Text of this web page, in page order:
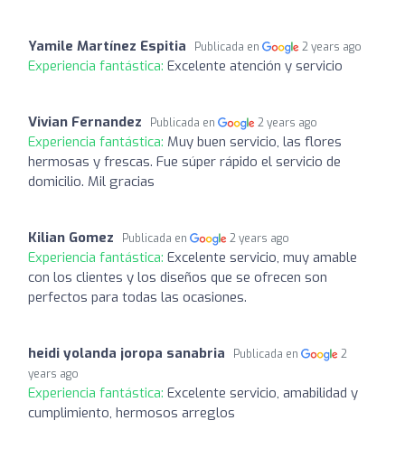
Yamile Martínez Espitia Publicada en 2 years ago
Experiencia fantástica: Excelente atención y servicio
Vivian Fernandez Publicada en 2 years ago
Experiencia fantástica: Muy buen servicio, las flores
hermosas y frescas. Fue súper rápido el servicio de
domicilio. Mil gracias
Kilian Gomez Publicada en 2 years ago
Experiencia fantástica: Excelente servicio, muy amable
con los clientes y los diseños que se ofrecen son
perfectos para todas las ocasiones.
heidi yolanda joropa sanabria Publicada en
2
years ago
Experiencia fantástica: Excelente servicio, amabilidad y
cumplimiento, hermosos arreglos